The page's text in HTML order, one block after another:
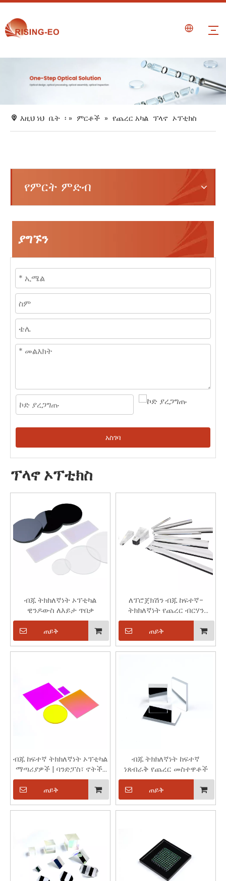
እዚህ ነህ ቤት ፡ » ምርቶች » የጨረር አካል ፕላኖ ኦፕቲክስ
የምርት ምድብ
ያግኙን
አስገባ
ፕላኖ ኦፕቲክስ
ብጁ ትክክለኛነት ኦፕቲካል
ዊንዶውስ ለእይታ ጥበቃ
ጠይቅ
ለፕሮጀክሽን ብጁ ከፍተኛ-
ትክክለኛነት የጨረር ብርሃን
መመሪያዎች
ጠይቅ
ብጁ ከፍተኛ ትክክለኛነት ኦፕቲካል
ማጣሪያዎች | ባንድፓስ፣ ኖትች፣
ND፣ Dichroic | ጭረት-
የሚቋቋም | እየጨመረ ኢ.ኦ
ጠይቅ
ብጁ ትክክለኛነት ከፍተኛ
ነጸብራቅ የጨረር መስተዋቶች
ጠይቅ